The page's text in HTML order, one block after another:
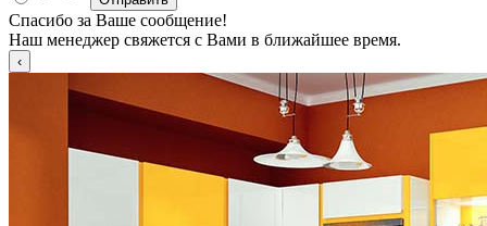
Спасибо за Ваше сообщение!
Наш менеджер свяжется с Вами в ближайшее время.